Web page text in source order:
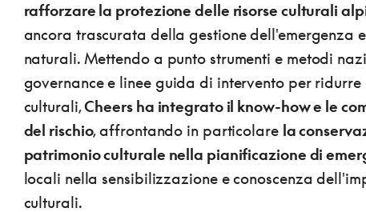
rafforzare la protezione delle risorse culturali
ancora trascurata della gestione dell'emergenza
naturali. Mettendo a punto strumenti e metodi
governance e linee guida di intervento per
culturali,Cheers ha integrato il know-how e le
del rischio, affrontando in particolare la
patrimonio culturale nella pianificazione di
locali nella sensibilizzazione e conoscenza
culturali.